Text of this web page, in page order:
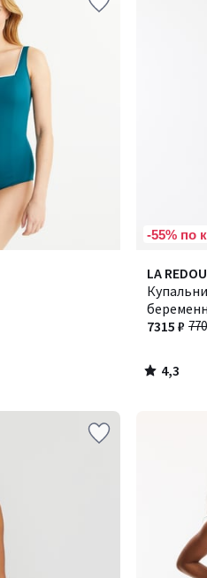
-55% по
LA
7315 ₽
4,3
/ 5
4,3
/